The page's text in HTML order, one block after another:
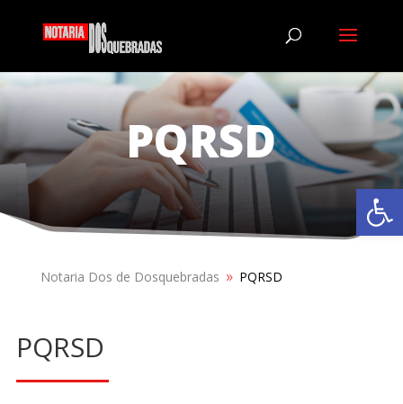
PQRSD
Notaria Dos de Dosquebradas 9 PQRSD
PQRSD